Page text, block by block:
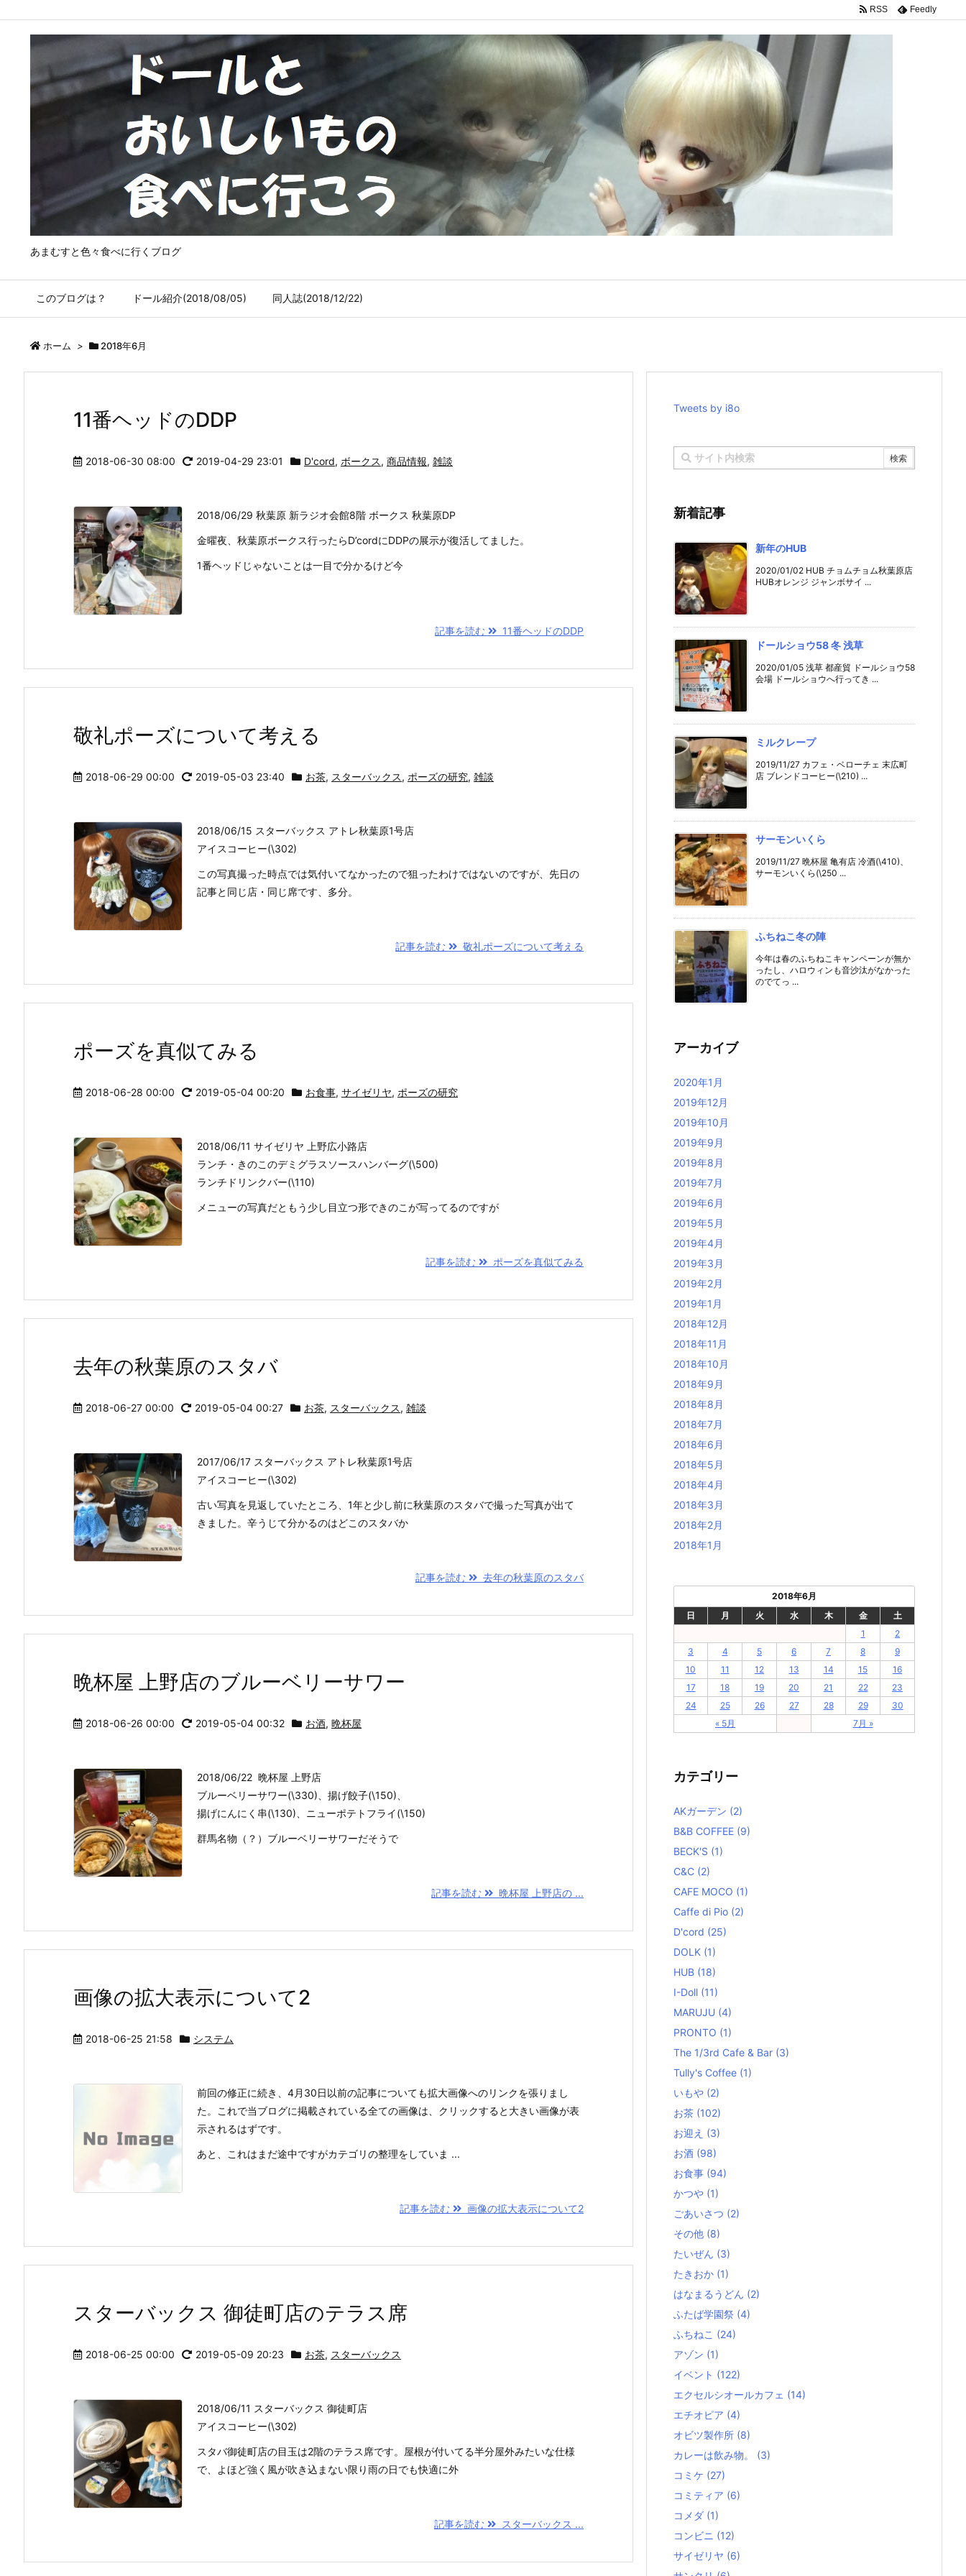
あまむすと色々食べに行くブログ
このブログは？ ドール紹介(2018/08/05) 同人誌(2018/12/22)
RSS Feedly
ホーム > 2018年6月
11番ヘッドのDDP
2018-06-30 08:00 2019-04-29 23:01 D'cord, ボークス, 商品情報, 雑談
2018/06/29 秋葉原 新ラジオ会館8階 ボークス 秋葉原DP
金曜夜、秋葉原ボークス行ったらD’cordにDDPの展示が復活してました。
1番ヘッドじゃないことは一目で分かるけど今
記事を読む 11番ヘッドのDDP
敬礼ポーズについて考える
2018-06-29 00:00 2019-05-03 23:40 お茶, スターバックス, ポーズの研究, 雑談
2018/06/15 スターバックス アトレ秋葉原1号店
アイスコーヒー(\302)
この写真撮った時点では気付いてなかったので狙ったわけではないのですが、先日の
記事と同じ店・同じ席です、多分。
記事を読む 敬礼ポーズについて考える
ポーズを真似てみる
2018-06-28 00:00 2019-05-04 00:20 お食事, サイゼリヤ, ポーズの研究
2018/06/11 サイゼリヤ 上野広小路店
ランチ・きのこのデミグラスソースハンバーグ(\500)
ランチドリンクバー(\110)
メニューの写真だともう少し目立つ形できのこが写ってるのですが
記事を読む ポーズを真似てみる
去年の秋葉原のスタバ
2018-06-27 00:00 2019-05-04 00:27 お茶, スターバックス, 雑談
2017/06/17 スターバックス アトレ秋葉原1号店
アイスコーヒー(\302)
古い写真を見返していたところ、1年と少し前に秋葉原のスタバで撮った写真が出て
きました。辛うじて分かるのはどこのスタバか
記事を読む 去年の秋葉原のスタバ
晩杯屋 上野店のブルーベリーサワー
2018-06-26 00:00 2019-05-04 00:32 お酒, 晩杯屋
2018/06/22 晩杯屋 上野店
ブルーベリーサワー(\330)、揚げ餃子(\150)、
揚げにんにく串(\130)、ニューポテトフライ(\150)
群馬名物（？）ブルーベリーサワーだそうで
記事を読む 晩杯屋 上野店の ...
画像の拡大表示について2
2018-06-25 21:58 システム
前回の修正に続き、4月30日以前の記事についても拡大画像へのリンクを張りまし
た。これで当ブログに掲載されている全ての画像は、クリックすると大きい画像が表
示されるはずです。
あと、これはまだ途中ですがカテゴリの整理をしていま ...
記事を読む 画像の拡大表示について2
スターバックス 御徒町店のテラス席
2018-06-25 00:00 2019-05-09 20:23 お茶, スターバックス
2018/06/11 スターバックス 御徒町店
アイスコーヒー(\302)
スタバ御徒町店の目玉は2階のテラス席です。屋根が付いてる半分屋外みたいな仕様
で、よほど強く風が吹き込まない限り雨の日でも快適に外
記事を読む スターバックス ...
Tweets by i8o
新着記事
新年のHUB
2020/01/02 HUB チョムチョム秋葉原店
HUBオレンジ ジャンボサイ ...
ドールショウ58 冬 浅草
2020/01/05 浅草 都産貿 ドールショウ58
会場 ドールショウへ行ってき ...
ミルクレープ
2019/11/27 カフェ・ベローチェ 末広町
店 ブレンドコーヒー(\210) ...
サーモンいくら
2019/11/27 晩杯屋 亀有店 冷酒(\410)、
サーモンいくら(\250 ...
ふちねこ冬の陣
今年は春のふちねこキャンペーンが無か
ったし、ハロウィンも音沙汰がなかった
のでてっ ...
アーカイブ
2020年1月
2019年12月
2019年10月
2019年9月
2019年8月
2019年7月
2019年6月
2019年5月
2019年4月
2019年3月
2019年2月
2019年1月
2018年12月
2018年11月
2018年10月
2018年9月
2018年8月
2018年7月
2018年6月
2018年5月
2018年4月
2018年3月
2018年2月
2018年1月
2018年6月
日
月 火 水 木 金 土
« 5月 7月 »
1
2
3
4 5 6 7 8
9
10
11 12 13 14 15
16
17
18 19 20 21 22
23
24
25 26 27 28 29 30
カテゴリー
AKガーデン (2)
B&B COFFEE (9)
BECK'S (1)
C&C (2)
CAFE MOCO (1)
Caffe di Pio (2)
D'cord (25)
DOLK (1)
HUB (18)
I-Doll (11)
MARUJU (4)
PRONTO (1)
The 1/3rd Cafe & Bar (3)
Tully's Coffee (1)
いもや (2)
お茶 (102)
お迎え (3)
お酒 (98)
お食事 (94)
かつや (1)
ごあいさつ (2)
その他 (8)
たいぜん (3)
たきおか (1)
はなまるうどん (2)
ふたば学園祭 (4)
ふちねこ (24)
アゾン (1)
イベント (122)
エクセルシオールカフェ (14)
エチオピア (4)
オビツ製作所 (8)
カレーは飲み物。 (3)
コミケ (27)
コミティア (6)
コメダ (1)
コンビニ (12)
サイゼリヤ (6)